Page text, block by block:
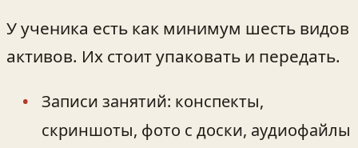
У ученика есть как минимум шесть видов
активов. Их стоит упаковать и передать.
Записи занятий: конспекты,
скриншоты, фото с доски, аудиофайлы